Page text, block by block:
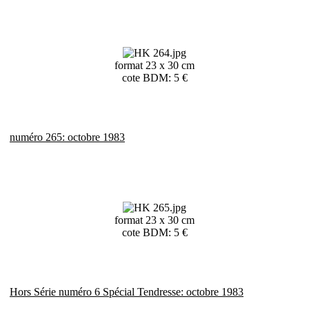
format 23 x 30 cm
cote BDM: 5 €
numéro 265: octobre 1983
format 23 x 30 cm
cote BDM: 5 €
Hors Série numéro 6 Spécial Tendresse: octobre 1983